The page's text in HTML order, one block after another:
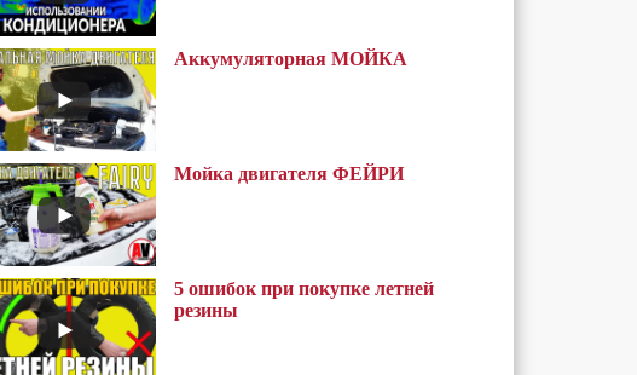
Аккумуляторная МОЙКА
Мойка двигателя ФЕЙРИ
5 ошибок при покупке летней
резины